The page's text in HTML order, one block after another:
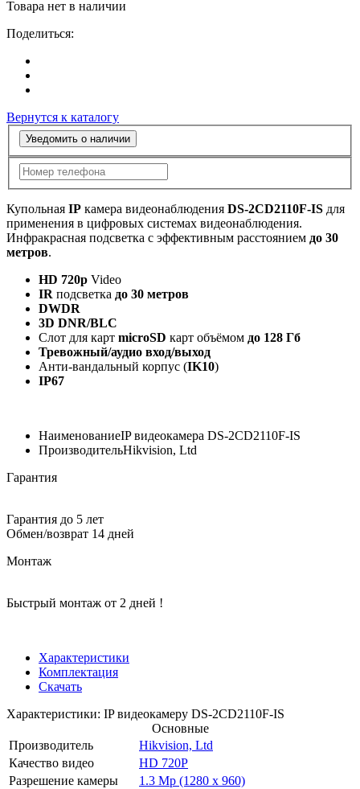
Товара нет в наличии
Поделиться:
Вернутся к каталогу
Уведомить о наличии
Купольная IP камера видеонаблюдения DS-2CD2110F-IS для
применения в цифровых системах видеонаблюдения.
Инфракрасная подсветка с эффективным расстоянием до 30
метров.
HD 720p Video
IR подсветка до 30 метров
DWDR
3D DNR/BLC
Слот для карт microSD карт объёмом до 128 Гб
Тревожный/аудио вход/выход
Анти-вандальный корпус (IK10)
IP67
НаименованиеIP видеокамера DS-2CD2110F-IS
ПроизводительHikvision, Ltd
Гарантия
Гарантия до 5 лет
Обмен/возврат 14 дней
Монтаж
Быстрый монтаж от 2 дней !
Характеристики
Комплектация
Скачать
Характеристики: IP видеокамеру DS-2CD2110F-IS
Основные
Производитель
Hikvision, Ltd
Качество видео
HD 720P
Разрешение камеры
1.3 Mp (1280 x 960)